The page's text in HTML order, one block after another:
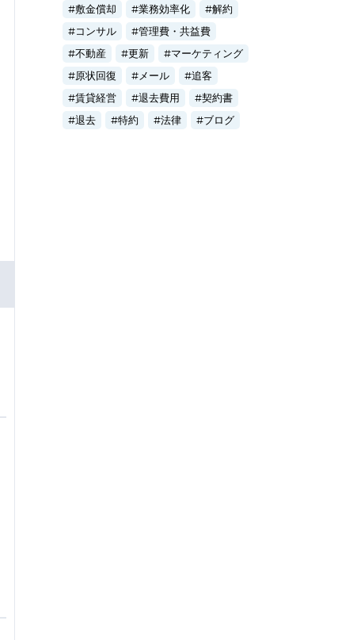
敷金償却
業務効率化
解約
コンサル
管理費・共益費
不動産
更新
マーケティング
原状回復
メール
追客
賃貸経営
退去費用
契約書
退去
特約 法律 ブログ